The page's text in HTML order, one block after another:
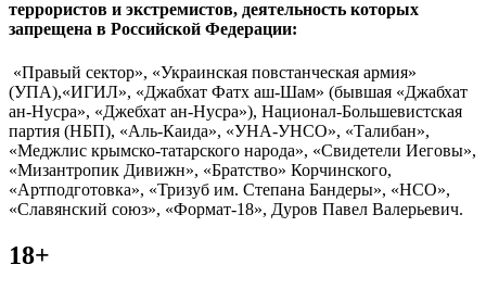
террористов и экстремистов, деятельность которых
запрещена в Российской Федерации:
«Правый сектор», «Украинская повстанческая армия»
(УПА),«ИГИЛ», «Джабхат Фатх аш-Шам» (бывшая «Джабхат
ан-Нусра», «Джебхат ан-Нусра»), Национал-Большевистская
партия (НБП), «Аль-Каида», «УНА-УНСО», «Талибан»,
«Меджлис крымско-татарского народа», «Свидетели Иеговы»,
«Мизантропик Дивижн», «Братство» Корчинского,
«Артподготовка», «Тризуб им. Степана Бандеры», «НСО»,
«Славянский союз», «Формат-18», Дуров Павел Валерьевич.
18+